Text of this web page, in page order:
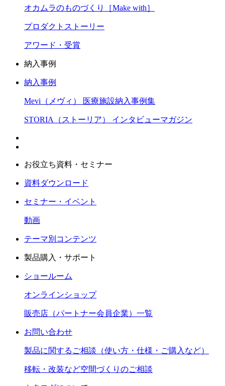
オカムラのものづくり［Make with］
プロダクトストーリー
アワード・受賞
納入事例
納入事例
Mevi（メヴィ） 医療施設納入事例集
STORIA（ストーリア） インタビューマガジン
お役立ち資料・セミナー
資料ダウンロード
セミナー・イベント
動画
テーマ別コンテンツ
製品購入・サポート
ショールーム
オンラインショップ
販売店（パートナー会員企業）一覧
お問い合わせ
製品に関するご相談（使い方・仕様・ご購入など）
移転・改装など空間づくりのご相談